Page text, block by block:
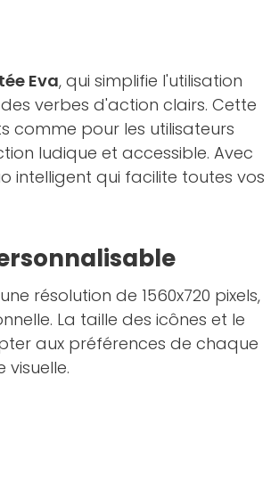
Eva, qui simplifie l'utilisation
verbes d'action clairs. Cette
comme pour les utilisateurs
ludique et accessible. Avec
intelligent qui facilite toutes vos
résolution de 1560x720 pixels,
La taille des icônes et le
aux préférences de chaque
visuelle.